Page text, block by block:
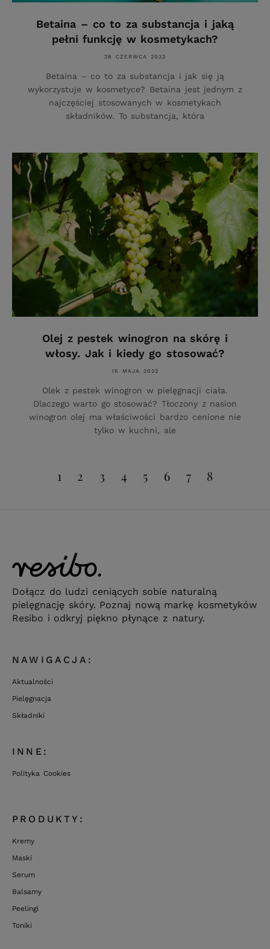
Betaina – co to za substancja i jaką
pełni funkcję w kosmetykach?
28 CZERWCA 2022
Betaina – co to za substancja i jak się ją
wykorzystuje w kosmetyce? Betaina jest jednym z
najczęściej stosowanych w kosmetykach
składników. To substancja, która
Olej z pestek winogron na skórę i
włosy. Jak i kiedy go stosować?
16 MAJA 2022
Olek z pestek winogron w pielęgnacji ciała.
Dlaczego warto go stosować? Tłoczony z nasion
winogron olej ma właściwości bardzo cenione nie
tylko w kuchni, ale
1 2 3 4 5 6 7 8
Dołącz do ludzi ceniących sobie naturalną
pielęgnację skóry. Poznaj nową markę kosmetyków
Resibo i odkryj piękno płynące z natury.
NAWIGACJA:
Aktualności
Pielęgnacja
Składniki
INNE:
Polityka Cookies
PRODUKTY:
Kremy
Maski
Serum
Balsamy
Peelingi
Toniki